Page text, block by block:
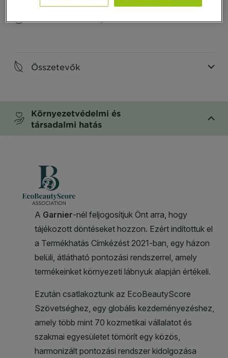
Összetevők
Környezetvédelmi és
társadalmi hatás